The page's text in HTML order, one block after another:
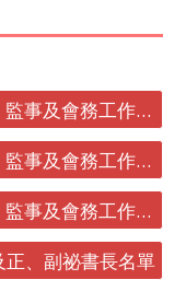
台灣安寧照顧協會第十四屆理事、監事及會務工作人員簡歷
台灣安寧照顧協會第十三屆理事、監事及會務工作人員簡歷
台灣安寧照顧協會第十二屆理事、監事及會務工作人員簡歷
、副祕書長名單